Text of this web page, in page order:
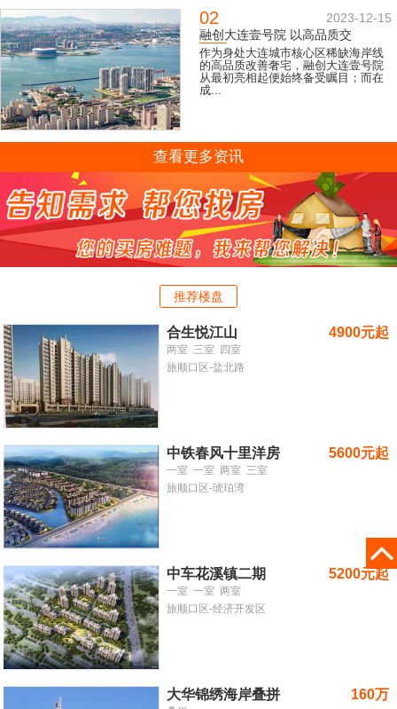
02
2023-12-15
融创大连壹号院 以高品质交
作为身处大连城市核心区稀缺海岸线
的高品质改善奢宅，融创大连壹号院
从最初亮相起便始终备受瞩目；而在
成...
查看更多资讯
推荐楼盘
合生悦江山 4900元起
两室 三室
四室
旅顺口区-盐北路
中铁春风十里洋房 5600元起
一室一室两室 三室
旅顺口区-琥珀湾
中车花溪镇二期 5200元起
一室一室两室
旅顺口区-经济开发区
大华锦绣海岸叠拼 160万